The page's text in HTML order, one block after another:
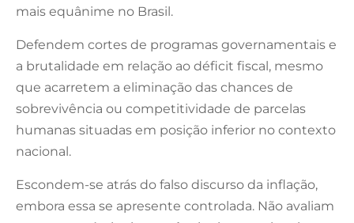
mais equânime no Brasil.
Defendem cortes de programas governamentais e
a brutalidade em relação ao déficit fiscal, mesmo
que acarretem a eliminação das chances de
sobrevivência ou competitividade de parcelas
humanas situadas em posição inferior no contexto
nacional.
Escondem-se atrás do falso discurso da inflação,
embora essa se apresente controlada. Não avaliam